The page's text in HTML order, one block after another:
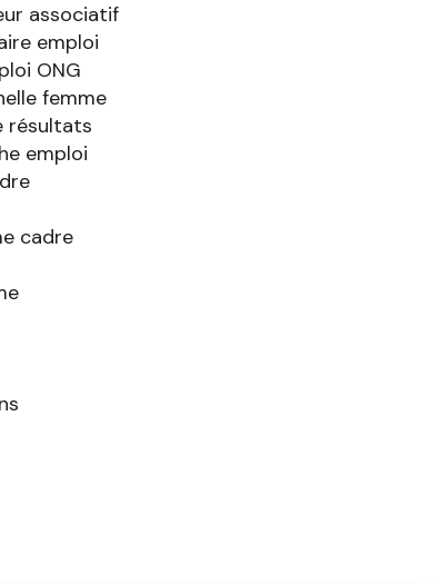
associatif
emploi
ONG
femme
résultats
emploi
cadre